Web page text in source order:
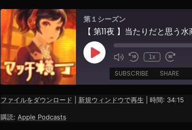
第１シーズン
Play
Episode
1x
SUBSCRIBE SHARE
Apple Podcasts
SHARE
ファイルをダウンロード 新規ウィンドウで再生 時間: 34:15
購読: Apple Podcasts